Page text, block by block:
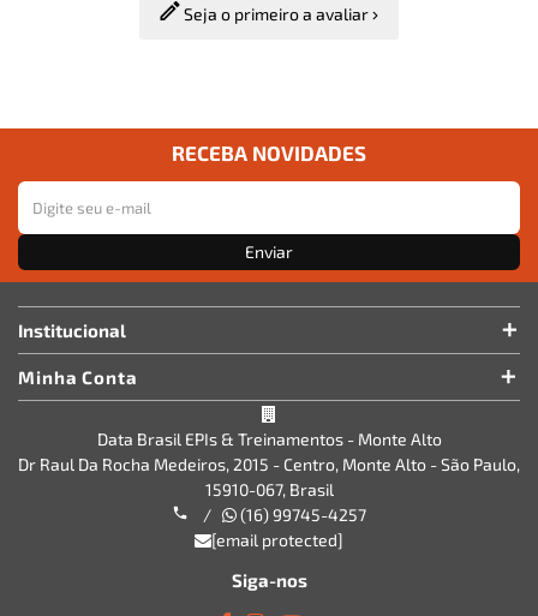
Seja o primeiro a avaliar
RECEBA NOVIDADES
Enviar
Institucional
Minha Conta
Data Brasil EPIs & Treinamentos - Monte Alto
Dr Raul Da Rocha Medeiros, 2015 - Centro, Monte Alto - São Paulo,
15910-067, Brasil
/
(16) 99745-4257
[email protected]
Siga-nos